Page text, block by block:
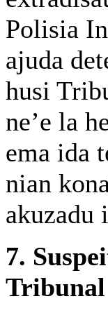
Polisia
ajuda
husi
ne’e la
ema ida
nian
akuzadu
7.